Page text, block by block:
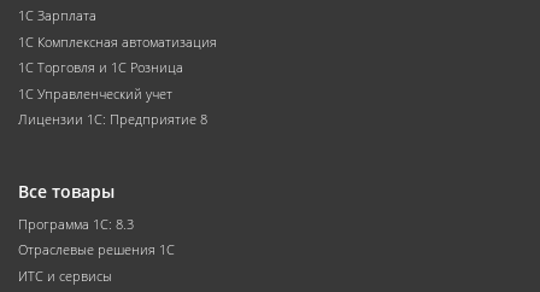
1С Зарплата
1С Комплексная автоматизация
1С Торговля и 1С Розница
1С Управленческий учет
Лицензии 1С: Предприятие 8
Все товары
Программа 1С: 8.3
Отраслевые решения 1С
ИТС и сервисы